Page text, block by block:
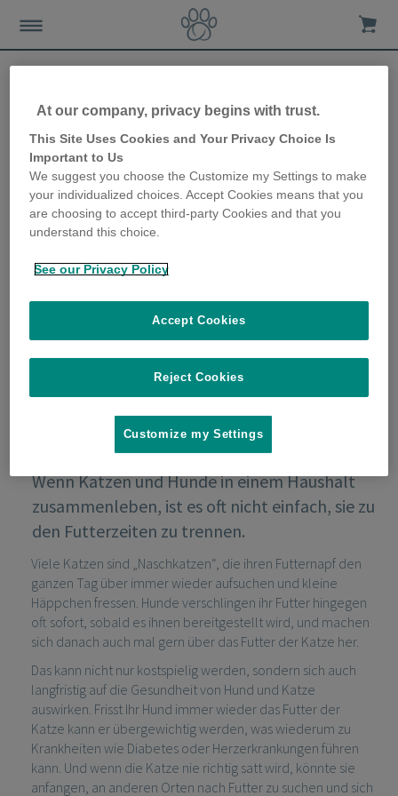
So verhindern Sie, dass Ihr
Hund das Katzenfutter
frisst
Wenn Katzen und Hunde in einem Haushalt
zusammenleben, ist es oft nicht einfach, sie zu
den Futterzeiten zu trennen.
Viele Katzen sind „Naschkatzen“, die ihren Futternapf den
ganzen Tag über immer wieder aufsuchen und kleine
Häppchen fressen. Hunde verschlingen ihr Futter hingegen
oft sofort, sobald es ihnen bereitgestellt wird, und machen
sich danach auch mal gern über das Futter der Katze her.
Das kann nicht nur kostspielig werden, sondern sich auch
langfristig auf die Gesundheit von Hund und Katze
auswirken. Frisst Ihr Hund immer wieder das Futter der
Katze kann er übergewichtig werden, was wiederum zu
Krankheiten wie Diabetes oder Herzerkrankungen führen
kann. Und wenn die Katze nie richtig satt wird, könnte sie
anfangen, an anderen Orten nach Futter zu suchen und sich
At our company, privacy begins with trust.
This Site Uses Cookies and Your Privacy Choice Is
Important to Us
We suggest you choose the Customize my Settings to make
your individualized choices. Accept Cookies means that you
are choosing to accept third-party Cookies and that you
understand this choice.
See our Privacy Policy
Reject Cookies
Accept Cookies
Customize my Settings